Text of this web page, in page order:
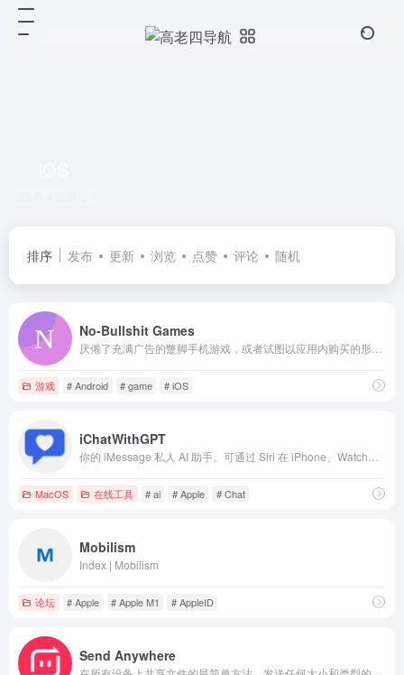
排序 发布 更新 浏览 点赞 评论 随机
No-Bullshit Games
游戏 # Android # game # iOS
iChatWithGPT
MacOS 在线工具 # ai # Apple # Chat
Mobilism
Index | Mobilism
论坛 # Apple # Apple M1 # AppleID
Send Anywhere